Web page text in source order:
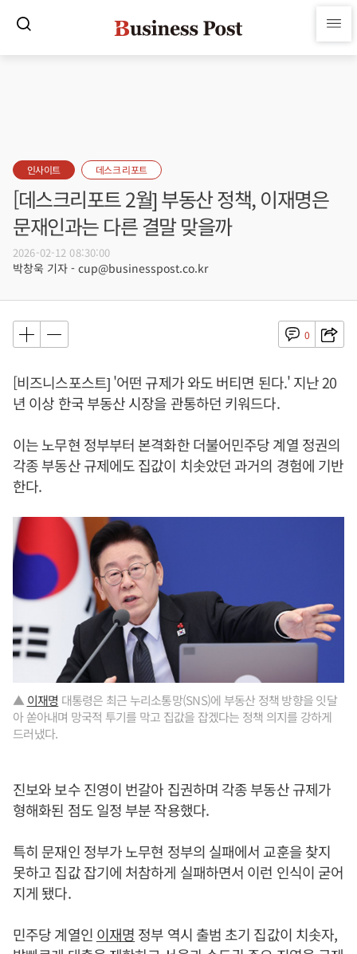
인사이트 데스크 리포트
[데스크리포트 2월] 부동산 정책, 이재명은
문재인과는 다른 결말 맞을까
2026-02-12 08:30:00
박창욱 기자 - cup@businesspost.co.kr
0
[비즈니스포스트] '어떤 규제가 와도 버티면 된다.' 지난 20
년 이상 한국 부동산 시장을 관통하던 키워드다.
이는 노무현 정부부터 본격화한 더불어민주당 계열 정권의
각종 부동산 규제에도 집값이 치솟았던 과거의 경험에 기반
한다.
▲ 이재명 대통령은 최근 누리소통망(SNS)에 부동산 정책 방향을 잇달
아 쏟아내며 망국적 투기를 막고 집값을 잡겠다는 정책 의지를 강하게
드러냈다.
진보와 보수 진영이 번갈아 집권하며 각종 부동산 규제가
형해화된 점도 일정 부분 작용했다.
특히 문재인 정부가 노무현 정부의 실패에서 교훈을 찾지
못하고 집값 잡기에 처참하게 실패하면서 이런 인식이 굳어
지게 됐다.
민주당 계열인 이재명 정부 역시 출범 초기 집값이 치솟자,